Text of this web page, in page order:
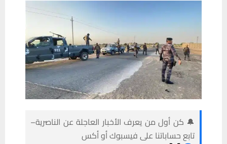
🔔 كن أول من يعرف الأخبار العاجلة عن الناصرية–
تابع حساباتنا على فيسبوك أو أكس